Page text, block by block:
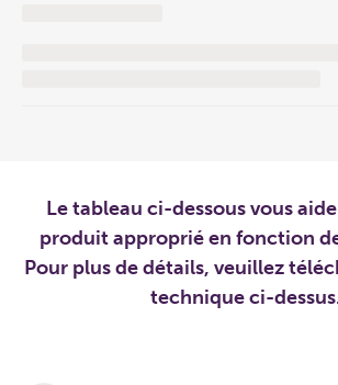
Le tableau ci-dessous vous
produit approprié en fonction
Pour plus de détails, veuillez
technique ci-